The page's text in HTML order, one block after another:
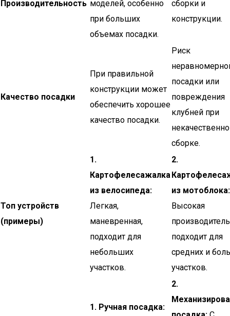
Производительность моделей, особенно
при больших
объемах посадки.
сборки и
конструкции.
Качество посадки
При правильной
конструкции может
обеспечить хорошее
качество посадки.
Риск
посадки или
повреждения
клубней при
сборке.
Топ устройств
(примеры)
1.
Картофелесажалка
из велосипеда:
Легкая,
маневренная,
подходит для
небольших
участков.
2.
из мотоблока:
Высокая
подходит для
средних и
участков.
1. Ручная посадка:
2.